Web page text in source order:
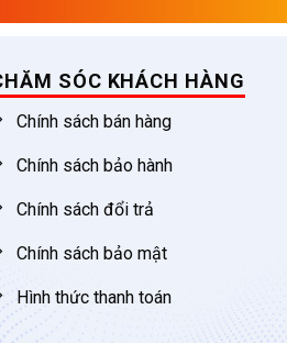
SÓC KHÁCH HÀNG
Chính sách bán hàng
Chính sách bảo hành
Chính sách đổi trả
Chính sách bảo mật
Hình thức thanh toán